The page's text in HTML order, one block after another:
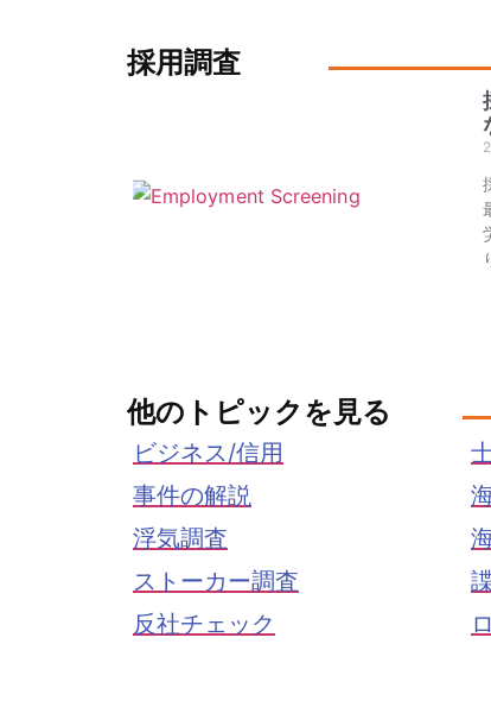
採用調査
他のトピックを見る
ビジネス/信用
事件の解説
浮気調査
ストーカー調査
反社チェック